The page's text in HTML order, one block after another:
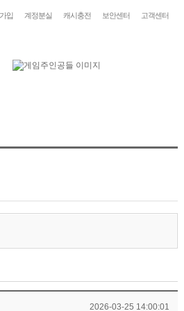
입 계정분실 캐시충전 보안센터 고객센터
2026-03-25 14:00:01